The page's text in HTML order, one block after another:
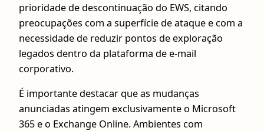
prioridade de descontinuação do EWS, citando
preocupações com a superfície de ataque e com a
necessidade de reduzir pontos de exploração
legados dentro da plataforma de e‑mail
corporativo.
É importante destacar que as mudanças
anunciadas atingem exclusivamente o Microsoft
365 e o Exchange Online. Ambientes com